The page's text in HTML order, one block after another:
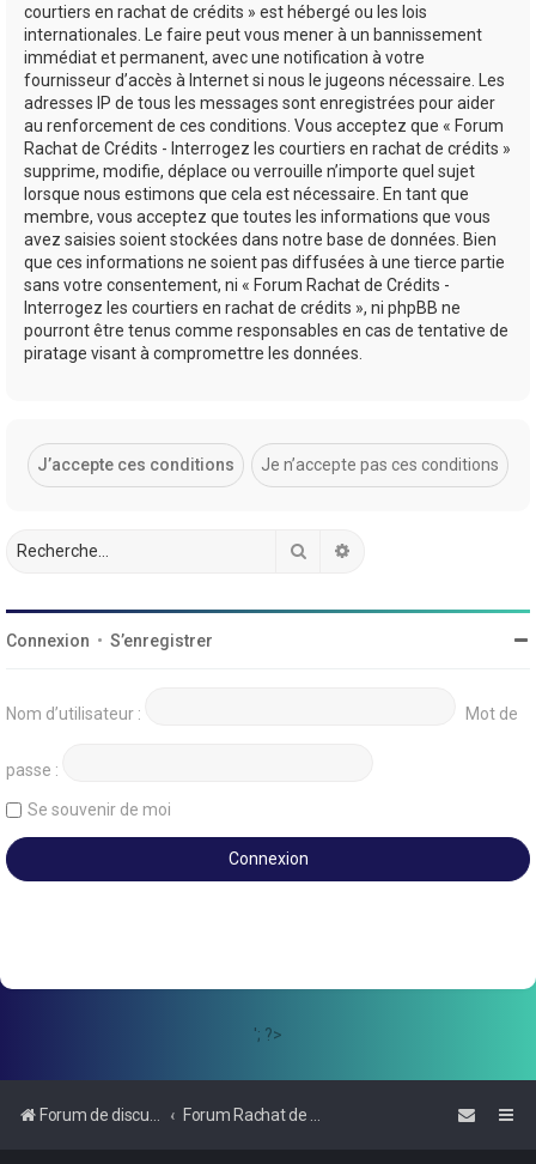
courtiers en rachat de crédits » est hébergé ou les lois
internationales. Le faire peut vous mener à un bannissement
immédiat et permanent, avec une notification à votre
fournisseur d’accès à Internet si nous le jugeons nécessaire. Les
adresses IP de tous les messages sont enregistrées pour aider
au renforcement de ces conditions. Vous acceptez que « Forum
Rachat de Crédits - Interrogez les courtiers en rachat de crédits »
supprime, modifie, déplace ou verrouille n’importe quel sujet
lorsque nous estimons que cela est nécessaire. En tant que
membre, vous acceptez que toutes les informations que vous
avez saisies soient stockées dans notre base de données. Bien
que ces informations ne soient pas diffusées à une tierce partie
sans votre consentement, ni « Forum Rachat de Crédits -
Interrogez les courtiers en rachat de crédits », ni phpBB ne
pourront être tenus comme responsables en cas de tentative de
piratage visant à compromettre les données.
Rechercher
Connexion • S’enregistrer
Nom d’utilisateur : Mot de
passe :
Se souvenir de moi
'; ?>
Forum de discussions sur le Regroupement de Crédits et le Rachat de Crédits